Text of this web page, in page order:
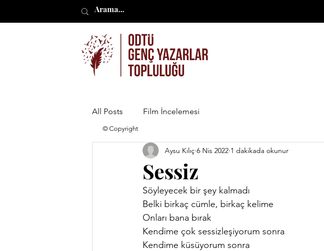
All Posts Film İncelemesi
Sessiz
Aysu Kılıç 6 Nis 2022 1 dakikada okunur
Söyleyecek bir şey kalmadı
Belki birkaç cümle, birkaç kelime
Onları bana bırak
Kendime çok sessizleşiyorum sonra
Kendime küsüyorum sonra
© Copyright